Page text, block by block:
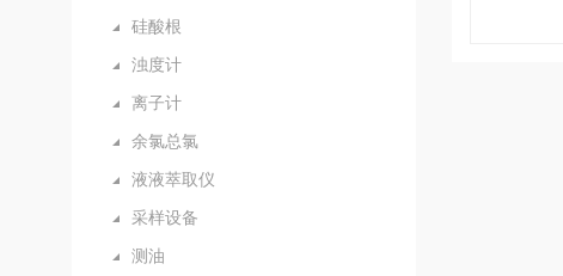
硅酸根
浊度计
离子计
余氯总氯
液液萃取仪
采样设备
测油